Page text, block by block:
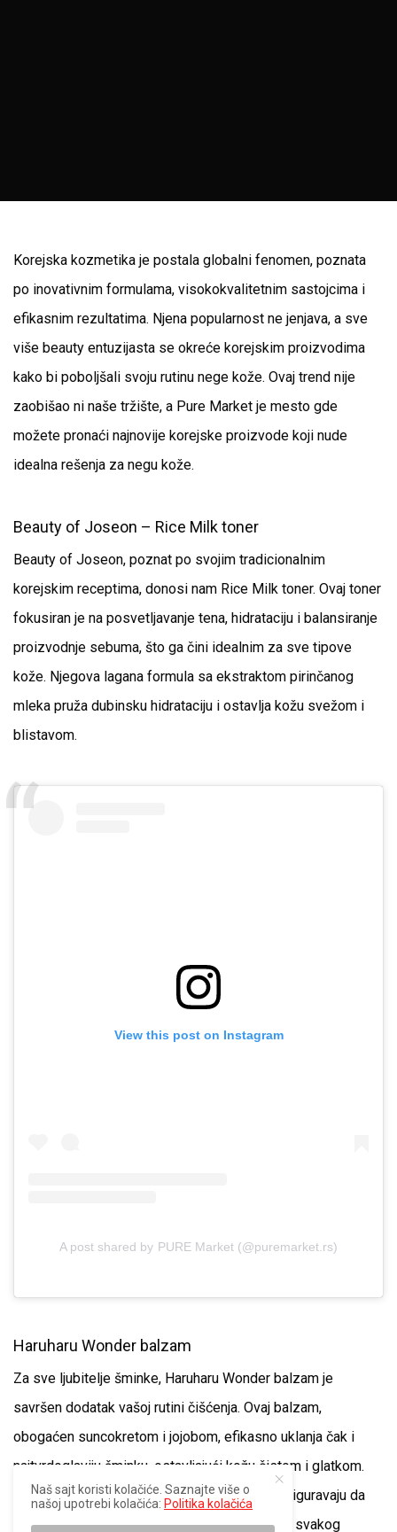
Korejska kozmetika je postala globalni fenomen, poznata
po inovativnim formulama, visokokvalitetnim sastojcima i
efikasnim rezultatima. Njena popularnost ne jenjava, a sve
više beauty entuzijasta se okreće korejskim proizvodima
kako bi poboljšali svoju rutinu nege kože. Ovaj trend nije
zaobišao ni naše tržište, a Pure Market je mesto gde
možete pronaći najnovije korejske proizvode koji nude
idealna rešenja za negu kože.
Beauty of Joseon – Rice Milk toner
Beauty of Joseon, poznat po svojim tradicionalnim
korejskim receptima, donosi nam Rice Milk toner. Ovaj toner
fokusiran je na posvetljavanje tena, hidrataciju i balansiranje
proizvodnje sebuma, što ga čini idealnim za sve tipove
kože. Njegova lagana formula sa ekstraktom pirinčanog
mleka pruža dubinsku hidrataciju i ostavlja kožu svežom i
blistavom.
View this post on Instagram
A post shared by PURE Market (@puremarket.rs)
Haruharu Wonder balzam
Za sve ljubitelje šminke, Haruharu Wonder balzam je
savršen dodatak vašoj rutini čišćenja. Ovaj balzam,
obogaćen suncokretom i jojobom, efikasno uklanja čak i
najtvrdoglaviju šminku, ostavljajući kožu čistom i glatkom.
Njegova bogata tekstura i moćne sastojke osiguravaju da
vaša koža ostane hidrirana i nahranjena nakon svakog
Naš sajt koristi kolačiće. Saznajte više o
našoj upotrebi kolačića: Politika kolačića